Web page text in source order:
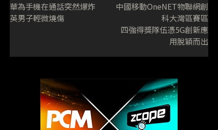
華為手機在通話突然爆炸
英男子輕微燒傷
中國移動OneNET物聯網創
科大灣區賽區
四強得獎隊伍憑5G創新應
用脫穎而出